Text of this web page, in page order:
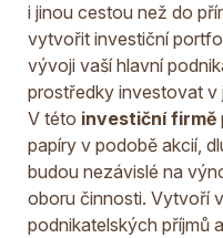
i jinou cestou než do
vytvořit investiční
vývoji vaší hlavní
prostředky investovat v
V této investiční firmě
papíry v podobě akcií,
budou nezávislé na
oboru činnosti. Vytvoří
podnikatelských příjmů